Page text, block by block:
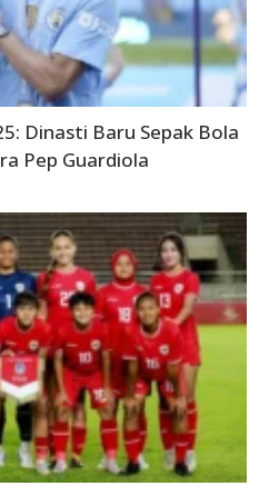
Dinasti Baru Sepak Bola
Pep Guardiola